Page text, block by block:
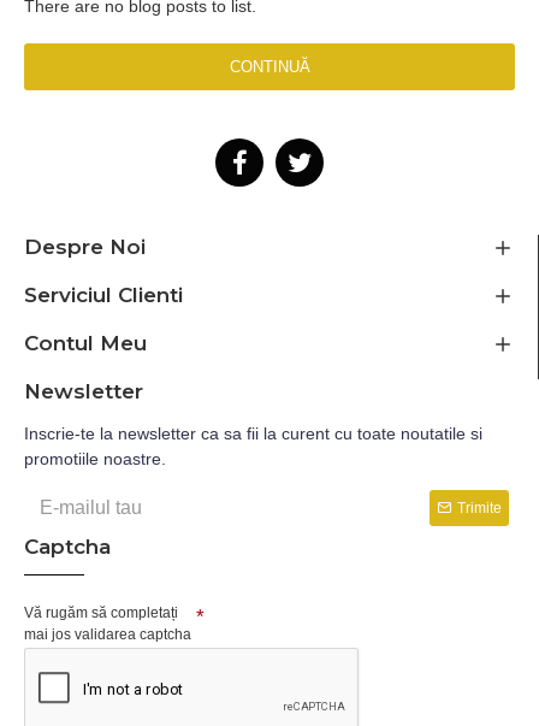
There are no blog posts to list.
CONTINUĂ
Despre Noi
Serviciul Clienti
Contul Meu
Newsletter
Inscrie-te la newsletter ca sa fii la curent cu toate noutatile si
promotiile noastre.
Trimite
Captcha
Vă rugăm să completați
mai jos validarea captcha